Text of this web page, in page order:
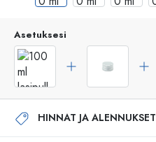
Asetuksesi
HINNAT JA ALENNUKSET